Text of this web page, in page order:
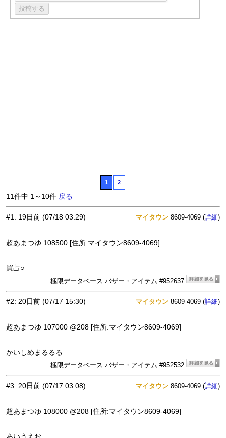
1 2
11件中 1～10件 戻る
#1: 19日前 (07/18 03:29) マイタウン 8609-4069 (詳細)
超あまつゆ 108500 [住所:マイタウン8609-4069]
買占○
極限データベース バザー・アイテム #952637
#2: 20日前 (07/17 15:30) マイタウン 8609-4069 (詳細)
超あまつゆ 107000 @208 [住所:マイタウン8609-4069]
かいしめまるるる
極限データベース バザー・アイテム #952532
#3: 20日前 (07/17 03:08) マイタウン 8609-4069 (詳細)
超あまつゆ 108000 @208 [住所:マイタウン8609-4069]